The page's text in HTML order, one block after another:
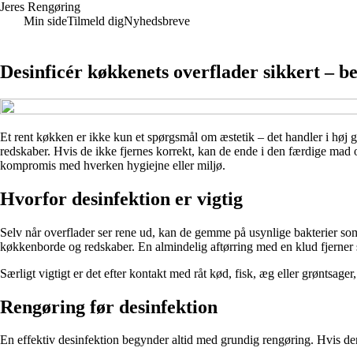
Jeres Rengøring
Min sideTilmeld digNyhedsbreve
Desinficér køkkenets overflader sikkert –
Et rent køkken er ikke kun et spørgsmål om æstetik – det handler i høj
redskaber. Hvis de ikke fjernes korrekt, kan de ende i den færdige
kompromis med hverken hygiejne eller miljø.
Hvorfor desinfektion er vigtig
Selv når overflader ser rene ud, kan de gemme på usynlige bakterier
køkkenborde og redskaber. En almindelig aftørring med en klud
Særligt vigtigt er det efter kontakt med råt kød, fisk, æg eller
Rengøring før desinfektion
En effektiv desinfektion begynder altid med grundig rengøring. Hvis